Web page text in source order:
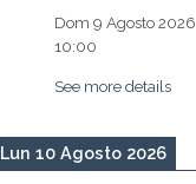
Dom 9 Agosto 2026
10:00
See more details
Lun 10 Agosto 2026